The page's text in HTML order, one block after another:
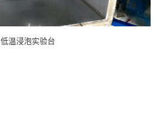
低温浸泡实验台